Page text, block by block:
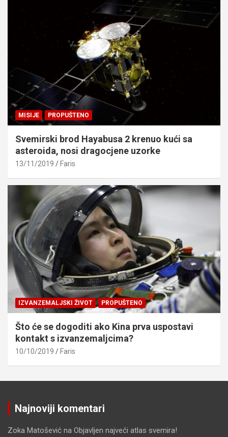
MISIJE PROPUŠTENO
Svemirski brod Hayabusa 2 krenuo kući sa
asteroida, nosi dragocjene uzorke
13/11/2019 Faris
IZVANZEMALJSKI ŽIVOT PROPUŠTENO
Što će se dogoditi ako Kina prva uspostavi
kontakt s izvanzemaljcima?
10/10/2019 Faris
Najnoviji komentari
Zoka Matošević na Objavljen najveći atlas svemira!